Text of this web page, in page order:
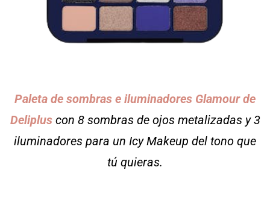
Paleta de sombras e iluminadores Glamour de
Deliplus con 8 sombras de ojos metalizadas y 3
iluminadores para un Icy Makeup del tono que
tú quieras.